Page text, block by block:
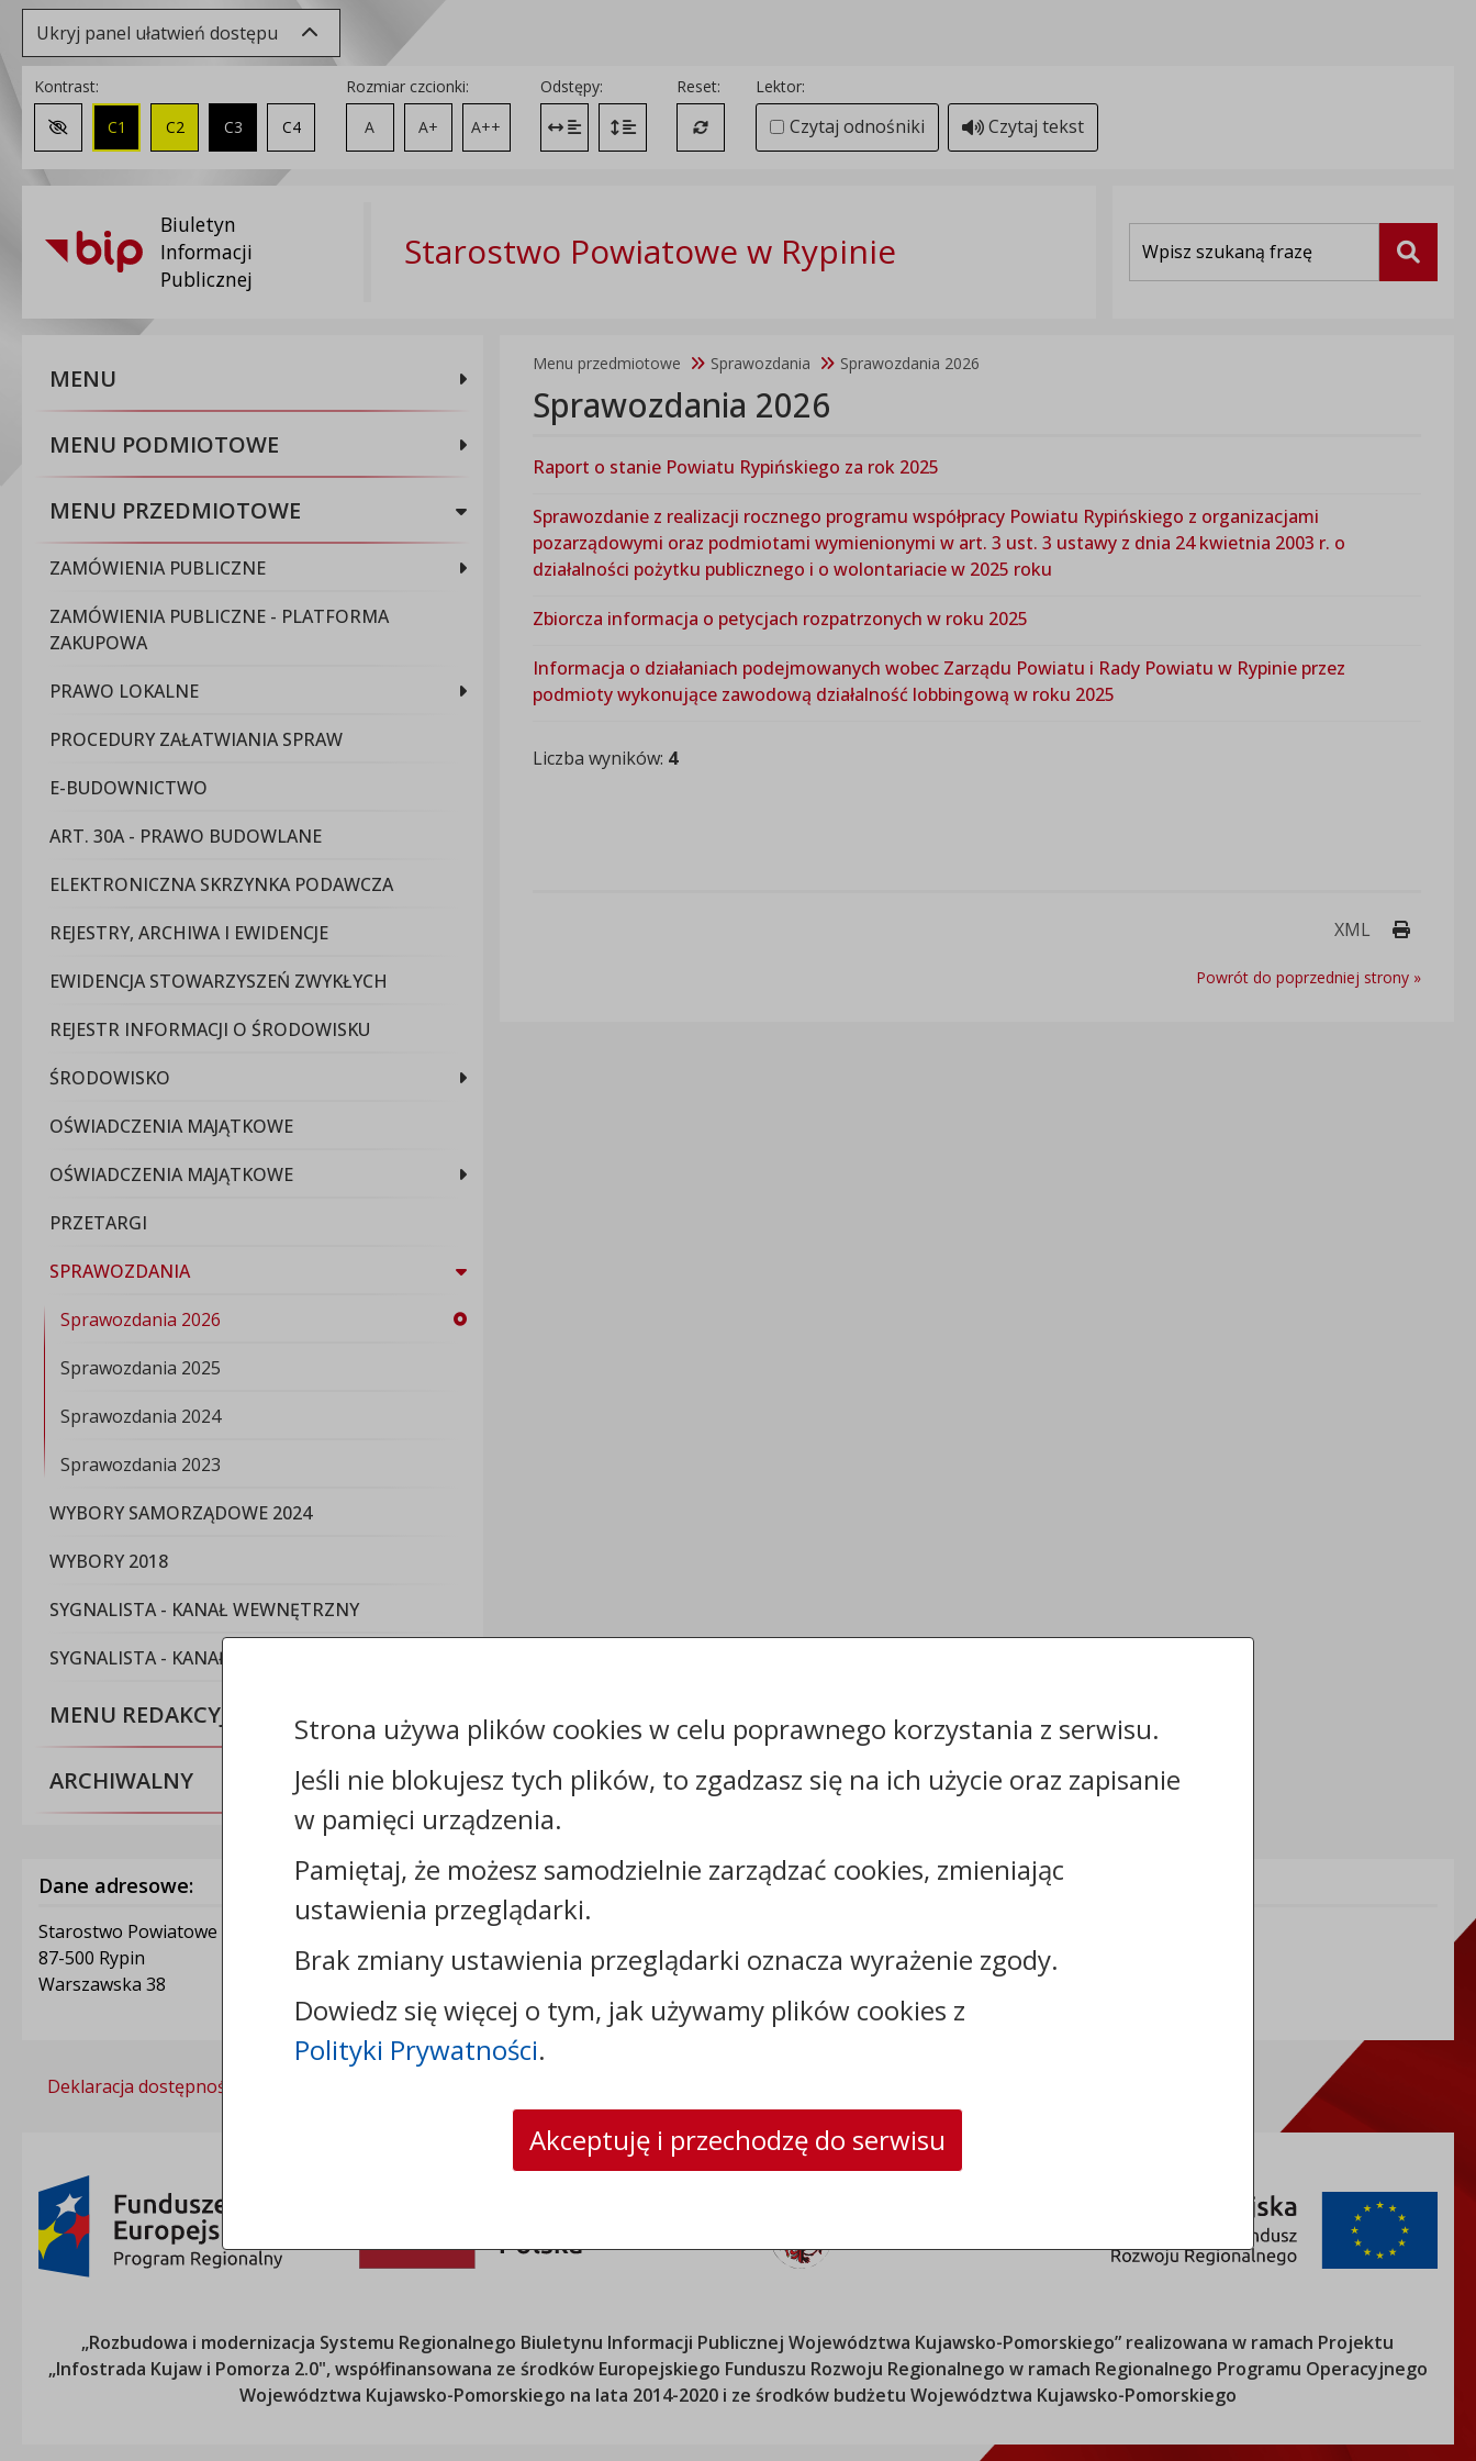
Ukryj panel ułatwień dostępu
Kontrast:
Zmień kontrast na domyślny
C1 C2 C3 C4
Rozmiar czcionki:
A
A+ A++
Odstępy:
Zmień odstęp między literami
Zmień interlinię i margines między paragrafami
Reset:
Przywróć ustawienia domyślne
Lektor:
Czytaj odnośniki Czytaj tekst
Biuletyn
Informacji
Publicznej
Starostwo Powiatowe w Rypinie Szukaj
MENU
MENU PODMIOTOWE
MENU PRZEDMIOTOWE
ZAMÓWIENIA PUBLICZNE
ZAMÓWIENIA PUBLICZNE - PLATFORMA
ZAKUPOWA
PRAWO LOKALNE
PROCEDURY ZAŁATWIANIA SPRAW
E-BUDOWNICTWO
ART. 30A - PRAWO BUDOWLANE
ELEKTRONICZNA SKRZYNKA PODAWCZA
REJESTRY, ARCHIWA I EWIDENCJE
EWIDENCJA STOWARZYSZEŃ ZWYKŁYCH
REJESTR INFORMACJI O ŚRODOWISKU
ŚRODOWISKO
OŚWIADCZENIA MAJĄTKOWE
OŚWIADCZENIA MAJĄTKOWE
PRZETARGI
SPRAWOZDANIA
Sprawozdania 2026
Sprawozdania 2025
Sprawozdania 2024
Sprawozdania 2023
WYBORY SAMORZĄDOWE 2024
WYBORY 2018
SYGNALISTA - KANAŁ WEWNĘTRZNY
SYGNALISTA - KANAŁ ZEWNĘTRZNY
MENU REDAKCYJNE
ARCHIWALNY
Menu przedmiotowe Sprawozdania Sprawozdania 2026
Sprawozdania 2026
Raport o stanie Powiatu Rypińskiego za rok 2025
Sprawozdanie z realizacji rocznego programu współpracy Powiatu Rypińskiego z organizacjami
pozarządowymi oraz podmiotami wymienionymi w art. 3 ust. 3 ustawy z dnia 24 kwietnia 2003 r. o
działalności pożytku publicznego i o wolontariacie w 2025 roku
Zbiorcza informacja o petycjach rozpatrzonych w roku 2025
Informacja o działaniach podejmowanych wobec Zarządu Powiatu i Rady Powiatu w Rypinie przez
podmioty wykonujące zawodową działalność lobbingową w roku 2025
Liczba wyników: 4
XML Drukuj
Powrót do poprzedniej strony »
Dane adresowe:
Starostwo Powiatowe w Rypinie
87-500 Rypin
Warszawska 38
Kontakt:
tel.:
e-mail:sekretariat@powiatrypinski.pl
skrytka ePUAP: /dde1205mld/SkrytkaESP
strona www:powiatrypinski.pl
Informacje dodatkowe:
REGON: 910866703
Deklaracja dostępności
„Rozbudowa i modernizacja Systemu Regionalnego Biuletynu Informacji PublicznejWojewództwa Kujawsko-Pomorskiego” realizowana w ramach Projektu
„Infostrada Kujaw i Pomorza 2.0", współfinansowana ze środków Europejskiego Funduszu Rozwoju Regionalnego w ramach Regionalnego Programu Operacyjnego
Województwa Kujawsko-Pomorskiego na lata 2014-2020 i ze środków budżetu Województwa Kujawsko-Pomorskiego
Strona używa plików cookies w celu poprawnego korzystania z serwisu.
Jeśli nie blokujesz tych plików, to zgadzasz się na ich użycie oraz zapisanie
w pamięci urządzenia.
Pamiętaj, że możesz samodzielnie zarządzać cookies, zmieniając
ustawienia przeglądarki.
Brak zmiany ustawienia przeglądarki oznacza wyrażenie zgody.
Dowiedz się więcej o tym, jak używamy plików cookies z
Polityki Prywatności.
Akceptuję i przechodzę do serwisu